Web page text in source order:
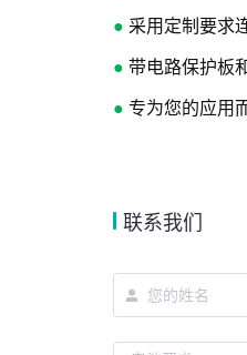
● 采用定制要求
● 带电路保护板
● 专为您的应用
联系我们